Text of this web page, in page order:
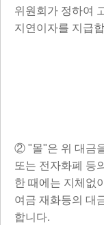
위원회가 정하여
지연이자를 지급
② "몰"은 위 대금
또는 전자화폐 등
한 때에는 지체없
여금 재화등의 대
합니다.